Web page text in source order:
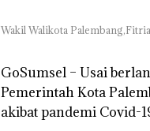
Wakil Walikota
GoSumsel – Usai
Pemerintah Kota
akibat pandemi Covid-